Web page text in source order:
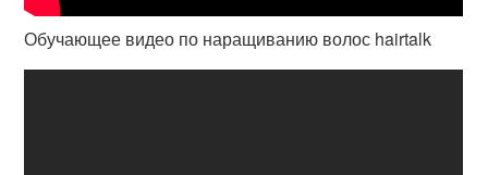
Обучающее видео по наращиванию волос hairtalk